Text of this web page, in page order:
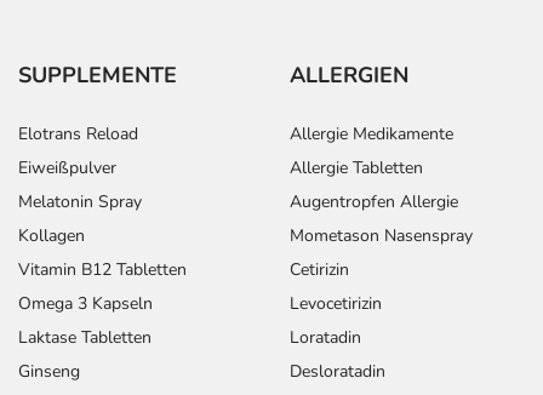
SUPPLEMENTE
Elotrans Reload
Eiweißpulver
Melatonin Spray
Kollagen
Vitamin B12 Tabletten
Omega 3 Kapseln
Laktase Tabletten
Ginseng
ALLERGIEN
Allergie Medikamente
Allergie Tabletten
Augentropfen Allergie
Mometason Nasenspray
Cetirizin
Levocetirizin
Loratadin
Desloratadin